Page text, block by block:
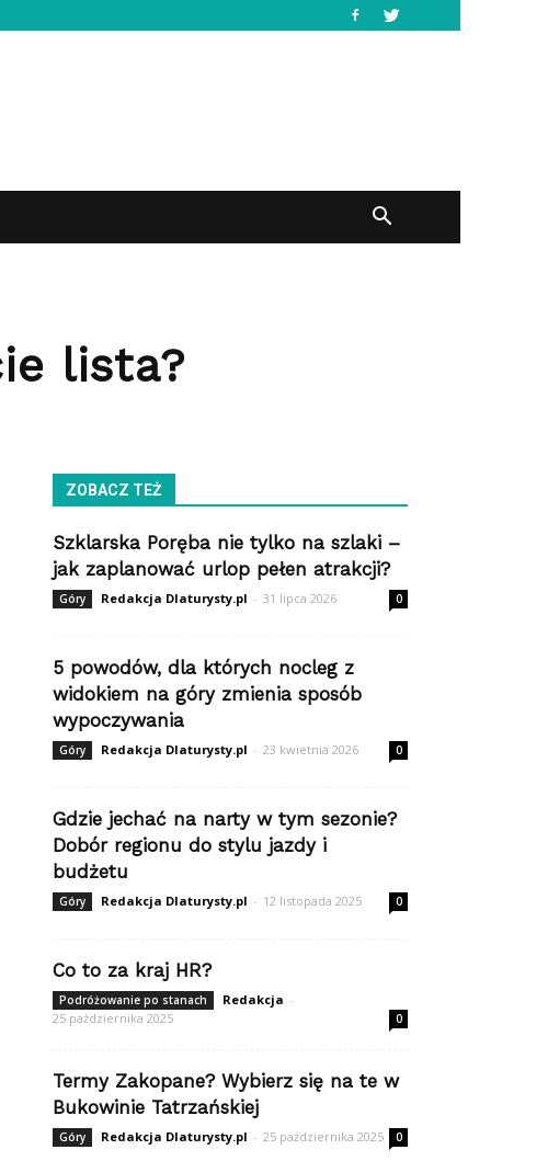
lista?
ZOBACZ TEŻ
Szklarska Poręba nie tylko na szlaki –
jak zaplanować urlop pełen atrakcji?
Góry Redakcja Dlaturysty.pl - 31 lipca 2026 0
5 powodów, dla których nocleg z
widokiem na góry zmienia sposób
wypoczywania
Góry Redakcja Dlaturysty.pl - 23 kwietnia 2026 0
Gdzie jechać na narty w tym sezonie?
Dobór regionu do stylu jazdy i
budżetu
Góry Redakcja Dlaturysty.pl - 12 listopada 2025 0
Co to za kraj HR?
Podróżowanie po stanach Redakcja -
25 października 2025
0
Termy Zakopane? Wybierz się na te w
Bukowinie Tatrzańskiej
Góry Redakcja Dlaturysty.pl - 25 października 2025 0